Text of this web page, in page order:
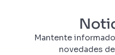
Mantente
novedades